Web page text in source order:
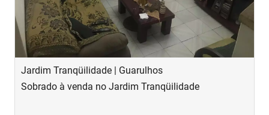
Jardim Tranqüilidade | Guarulhos
Sobrado à venda no Jardim Tranqüilidade